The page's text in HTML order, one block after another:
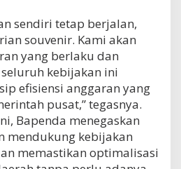
sendiri tetap berjalan,
souvenir. Kami akan
yang berlaku dan
kebijakan ini
efisiensi anggaran yang
pusat,” tegasnya.
Bapenda menegaskan
mendukung kebijakan
memastikan optimalisasi